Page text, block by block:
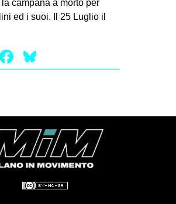
SEARCH
campana a morto per
ed i suoi. Il 25 Luglio il
Mastodon
Facebook